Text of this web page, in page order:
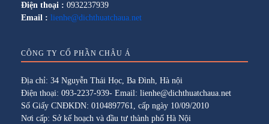
Điện thoại : 0932237939
Email : lienhe@dichthuatchaua.net
CÔNG TY CỔ PHẦN CHÂU Á
Địa chỉ: 34 Nguyễn Thái Học, Ba Đình, Hà nội
Điện thoại: 093-2237-939- Email: lienhe@dichthuatchaua.net
Số Giấy CNĐKDN: 0104897761, cấp ngày 10/09/2010
Nơi cấp: Sở kế hoạch và đầu tư thành phố Hà Nội